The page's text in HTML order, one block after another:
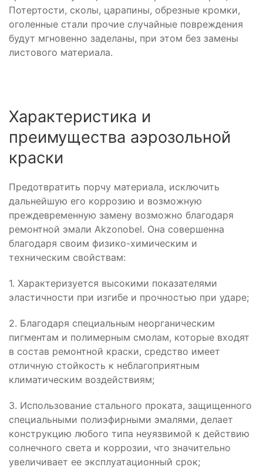
Потертости, сколы, царапины, обрезные кромки,
оголенные стали прочие случайные повреждения
будут мгновенно заделаны, при этом без замены
листового материала.
Характеристика и
преимущества аэрозольной
краски
Предотвратить порчу материала, исключить
дальнейшую его коррозию и возможную
преждевременную замену возможно благодаря
ремонтной эмали Akzonobel. Она совершенна
благодаря своим физико-химическим и
техническим свойствам:
1. Характеризуется высокими показателями
эластичности при изгибе и прочностью при ударе;
2. Благодаря специальным неорганическим
пигментам и полимерным смолам, которые входят
в состав ремонтной краски, средство имеет
отличную стойкость к неблагоприятным
климатическим воздействиям;
3. Использование стального проката, защищенного
специальными полиэфирными эмалями, делает
конструкцию любого типа неуязвимой к действию
солнечного света и коррозии, что значительно
увеличивает ее эксплуатационный срок;